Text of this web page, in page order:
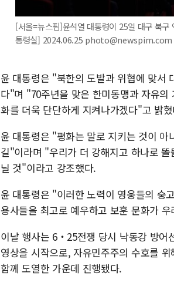
[서울=뉴스핌]윤석열 대통령이 25일 대구 북
통령실] 2024.06.25 photo@newspim.com
윤 대통령은 "북한의 도발과 위협에 맞서
다"며 "70주년을 맞은 한미동맹과 자유의
화를 더욱 단단하게 지켜나가겠다"고 밝
윤 대통령은 "평화는 말로 지키는 것이
길"이라며 "우리가 더 강해지고 하나로
닐 것"이라고 강조했다.
윤 대통령은 "이러한 노력이 영웅들의
용사들을 최고로 예우하고 보훈 문화가
이날 행사는 6‧25전쟁 당시 낙동강 방어
영상을 시작으로, 자유민주주의 수호를
함께 도열한 가운데 진행됐다.